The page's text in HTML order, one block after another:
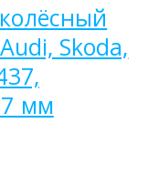
Skoda,
мм